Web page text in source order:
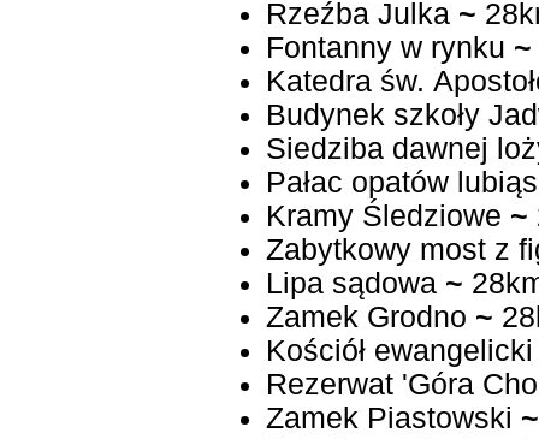
Rzeźba Julka ~
Fontanny w rynku ~
Katedra św.
Budynek szkoły
Siedziba dawnej
Pałac opatów
Kramy Śledziowe ~
Zabytkowy most z
Lipa sądowa ~
Zamek Grodno ~
Kościół
Rezerwat 'Góra
Zamek Piastowski ~